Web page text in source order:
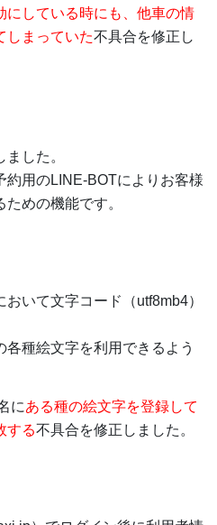
にしている時にも、他車の情
しまっていた不具合を修正し
ました。
約用のLINE-BOTによりお客様
めの機能です。
いて文字コード（utf8mb4）
各種絵文字を利用できるよう
にある種の絵文字を登録して
する不具合を修正しました。